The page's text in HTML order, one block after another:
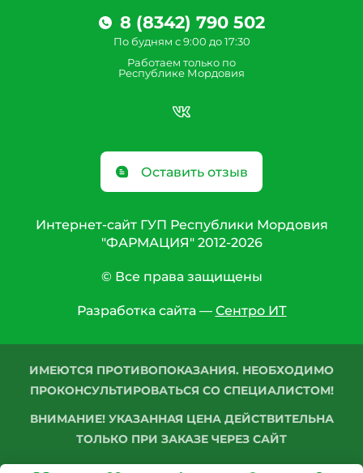
8 (8342) 790 502
По будням с 9:00 до 17:30
Работаем только по
Республике Мордовия
Оставить отзыв
Интернет-сайт ГУП Республики Мордовия
"ФАРМАЦИЯ" 2012-2026
© Все права защищены
Разработка сайта — Сентро ИТ
ИМЕЮТСЯ ПРОТИВОПОКАЗАНИЯ. НЕОБХОДИМО
ПРОКОНСУЛЬТИРОВАТЬСЯ СО СПЕЦИАЛИСТОМ!
ВНИМАНИЕ! УКАЗАННАЯ ЦЕНА ДЕЙСТВИТЕЛЬНА
ТОЛЬКО ПРИ ЗАКАЗЕ ЧЕРЕЗ САЙТ